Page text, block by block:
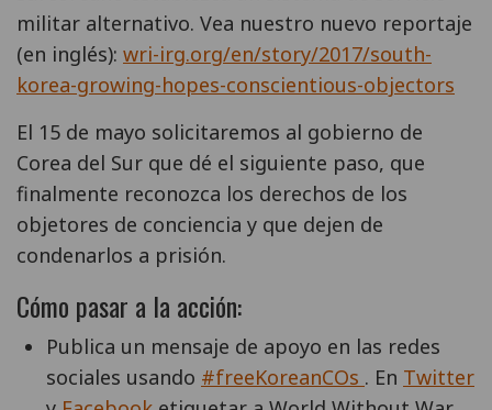
militar alternativo. Vea nuestro nuevo reportaje
(en inglés): wri-irg.org/en/story/2017/south-
korea-growing-hopes-conscientious-objectors
El 15 de mayo solicitaremos al gobierno de
Corea del Sur que dé el siguiente paso, que
finalmente reconozca los derechos de los
objetores de conciencia y que dejen de
condenarlos a prisión.
Cómo pasar a la acción:
Publica un mensaje de apoyo en las redes
sociales usando #freeKoreanCOs . En Twitter